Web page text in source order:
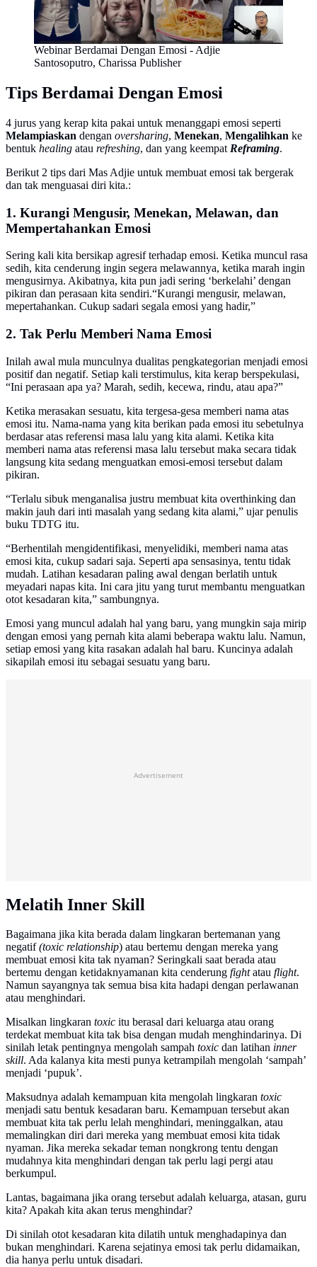
Webinar Berdamai Dengan Emosi - Adjie
Santosoputro, Charissa Publisher
Tips Berdamai Dengan Emosi
4 jurus yang kerap kita pakai untuk menanggapi emosi seperti
Melampiaskan dengan oversharing, Menekan, Mengalihkan ke
bentuk healing atau refreshing, dan yang keempat Reframing.
Berikut 2 tips dari Mas Adjie untuk membuat emosi tak bergerak
dan tak menguasai diri kita.:
1. Kurangi Mengusir, Menekan, Melawan, dan
Mempertahankan Emosi
Sering kali kita bersikap agresif terhadap emosi. Ketika muncul rasa
sedih, kita cenderung ingin segera melawannya, ketika marah ingin
mengusirnya. Akibatnya, kita pun jadi sering ‘berkelahi’ dengan
pikiran dan perasaan kita sendiri.“Kurangi mengusir, melawan,
mepertahankan. Cukup sadari segala emosi yang hadir,”
2. Tak Perlu Memberi Nama Emosi
Inilah awal mula munculnya dualitas pengkategorian menjadi emosi
positif dan negatif. Setiap kali terstimulus, kita kerap berspekulasi,
“Ini perasaan apa ya? Marah, sedih, kecewa, rindu, atau apa?”
Ketika merasakan sesuatu, kita tergesa-gesa memberi nama atas
emosi itu. Nama-nama yang kita berikan pada emosi itu sebetulnya
berdasar atas referensi masa lalu yang kita alami. Ketika kita
memberi nama atas referensi masa lalu tersebut maka secara tidak
langsung kita sedang menguatkan emosi-emosi tersebut dalam
pikiran.
“Terlalu sibuk menganalisa justru membuat kita overthinking dan
makin jauh dari inti masalah yang sedang kita alami,” ujar penulis
buku TDTG itu.
“Berhentilah mengidentifikasi, menyelidiki, memberi nama atas
emosi kita, cukup sadari saja. Seperti apa sensasinya, tentu tidak
mudah. Latihan kesadaran paling awal dengan berlatih untuk
meyadari napas kita. Ini cara jitu yang turut membantu menguatkan
otot kesadaran kita,” sambungnya.
Emosi yang muncul adalah hal yang baru, yang mungkin saja mirip
dengan emosi yang pernah kita alami beberapa waktu lalu. Namun,
setiap emosi yang kita rasakan adalah hal baru. Kuncinya adalah
sikapilah emosi itu sebagai sesuatu yang baru.
Advertisement
Melatih Inner Skill
Bagaimana jika kita berada dalam lingkaran bertemanan yang
negatif(toxic relationship) atau bertemu dengan mereka yang
membuat emosi kita tak nyaman? Seringkali saat berada atau
bertemu dengan ketidaknyamanan kita cenderung fightatau flight.
Namun sayangnya tak semua bisa kita hadapi dengan perlawanan
atau menghindari.
Misalkan lingkaran toxic itu berasal dari keluarga atau orang
terdekat membuat kita tak bisa dengan mudah menghindarinya. Di
sinilah letak pentingnya mengolah sampah toxic dan latihan inner
skill. Ada kalanya kita mesti punya ketrampilah mengolah ‘sampah’
menjadi ‘pupuk’.
Maksudnya adalah kemampuan kita mengolah lingkaran toxic
menjadi satu bentuk kesadaran baru. Kemampuan tersebut akan
membuat kita tak perlu lelah menghindari, meninggalkan, atau
memalingkan diri dari mereka yang membuat emosi kita tidak
nyaman. Jika mereka sekadar teman nongkrong tentu dengan
mudahnya kita menghindari dengan tak perlu lagi pergi atau
berkumpul.
Lantas, bagaimana jika orang tersebut adalah keluarga, atasan, guru
kita? Apakah kita akan terus menghindar?
Di sinilah otot kesadaran kita dilatih untuk menghadapinya dan
bukan menghindari. Karena sejatinya emosi tak perlu didamaikan,
dia hanya perlu untuk disadari.